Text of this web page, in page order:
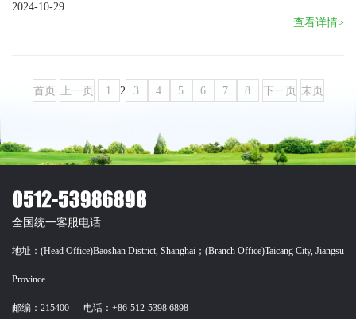
2024-10-29
查看详情>
首页 上一页 1 2 3 4 5 6 7 8 下一页 末页
全国统一客服电话
地址：(Head Office)Baoshan District, Shanghai；(Branch Office)Taicang City, Jiangsu
Province
邮编：215400 电话：+86-512-5398 6898